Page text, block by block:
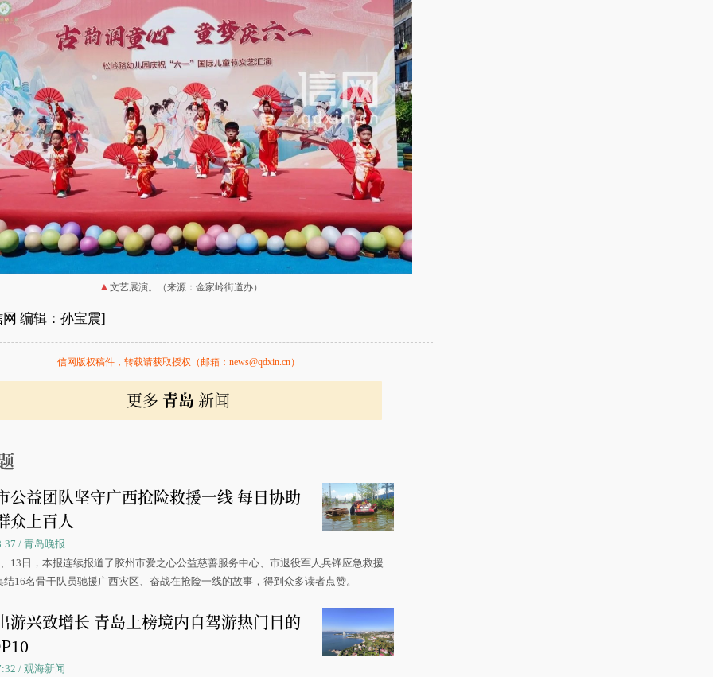
文艺展演。（来源：金家岭街道办）
编辑：孙宝震]
信网版权稿件，转载请获取授权（邮箱：news@qdxin.cn）
更多 青岛 新闻
公益团队坚守广西抢险救援一线 每日协助
众上百人
/ 青岛晚报
13日，本报连续报道了胶州市爱之心公益慈善服务中心、市退役军人兵锋应急救援
结16名骨干队员驰援广西灾区、奋战在抢险一线的故事，得到众多读者点赞。
游兴致增长 青岛上榜境内自驾游热门目的
/ 观海新闻